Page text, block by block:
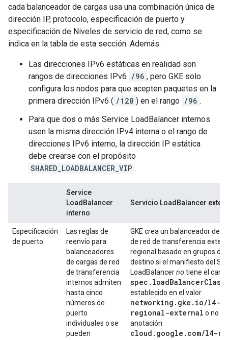
cada balanceador de cargas usa una combinación única de
dirección IP, protocolo, especificación de puerto y
especificación de Niveles de servicio de red, como se
indica en la tabla de esta sección. Además:
Las direcciones IPv6 estáticas en realidad son
rangos de direcciones IPv6 /96 , pero GKE solo
configura los nodos para que acepten paquetes en la
primera dirección IPv6 ( /128 ) en el rango /96 .
Para que dos o más Service LoadBalancer internos
usen la misma dirección IPv4 interna o el rango de
direcciones IPv6 interno, la dirección IP estática
debe crearse con el propósito
SHARED_LOADBALANCER_VIP .
Service
LoadBalancer
interno
Servicio LoadBalancer
Especificación
de puerto
Las reglas de
reenvío para
balanceadores
de cargas de red
de transferencia
internos admiten
hasta cinco
números de
puerto
individuales o se
pueden
GKE crea un balanceador de
de red de transferencia
regional basado en grupos de
destino si el manifiesto del
LoadBalancerno tiene el
spec.loadBalancerClass
establecido en el valor
networking.gke.io/l4-
regional-external o no
anotación
cloud.google.com/l4-